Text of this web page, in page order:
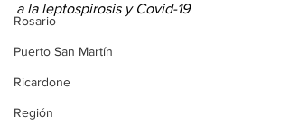
Rosario
Puerto San Martín
Ricardone
Región
a la leptospirosis y Covid-19